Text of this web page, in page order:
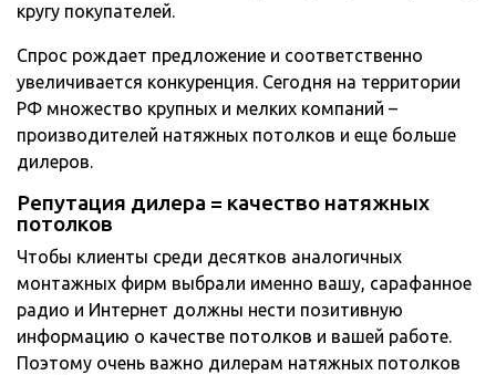
кругу покупателей.
Спрос рождает предложение и соответственно
увеличивается конкуренция. Сегодня на территории
РФ множество крупных и мелких компаний –
производителей натяжных потолков и еще больше
дилеров.
Репутация дилера = качество натяжных
потолков
Чтобы клиенты среди десятков аналогичных
монтажных фирм выбрали именно вашу, сарафанное
радио и Интернет должны нести позитивную
информацию о качестве потолков и вашей работе.
Поэтому очень важно дилерам натяжных потолков